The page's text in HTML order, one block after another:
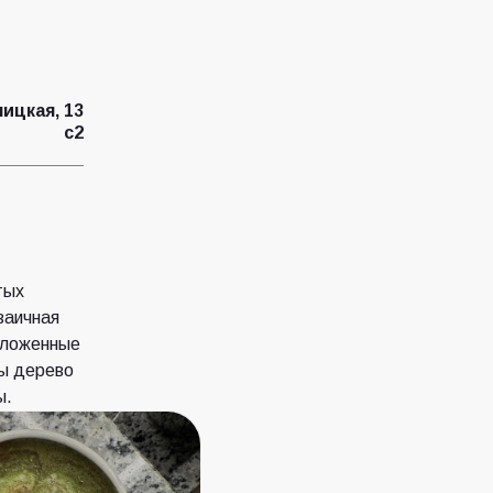
13
с2
дерево